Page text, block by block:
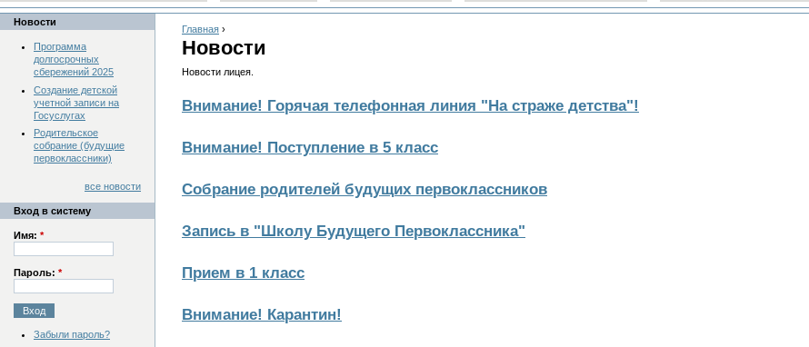
Главная ›
Новости
Новости лицея.
Внимание! Горячая телефонная линия "На страже детства"!
Внимание! Поступление в 5 класс
Собрание родителей будущих первоклассников
Запись в "Школу Будущего Первоклассника"
Прием в 1 класс
Внимание! Карантин!
Новости
Программа
долгосрочных
сбережений 2025
Создание детской
учетной записи на
Госуслугах
Родительское
собрание (будущие
первоклассники)
все новости
Вход в систему
Имя: *
Пароль: *
Забыли пароль?